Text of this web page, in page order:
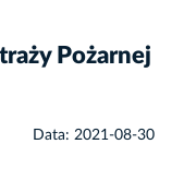
Pożarnej
Data: 2021-08-30